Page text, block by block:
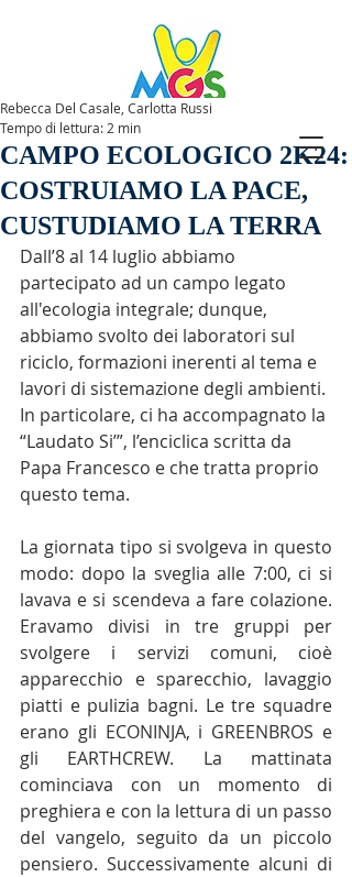
SPAZIOMGS
CAMPO ECOLOGICO 2K24:
COSTRUIAMO LA PACE,
CUSTUDIAMO LA TERRA
Rebecca Del Casale, Carlotta Russi
Tempo di lettura: 2 min
Dall’8 al 14 luglio abbiamo
partecipato ad un campo legato
all'ecologia integrale; dunque,
abbiamo svolto dei laboratori sul
riciclo, formazioni inerenti al tema e
lavori di sistemazione degli ambienti.
In particolare, ci ha accompagnato la
“Laudato Si’”, l’enciclica scritta da
Papa Francesco e che tratta proprio
questo tema.
La giornata tipo si svolgeva in questo
modo: dopo la sveglia alle 7:00, ci si
lavava e si scendeva a fare colazione.
Eravamo divisi in tre gruppi per
svolgere i servizi comuni, cioè
apparecchio e sparecchio, lavaggio
piatti e pulizia bagni. Le tre squadre
erano gli ECONINJA, i GREENBROS e
gli EARTHCREW. La mattinata
cominciava con un momento di
preghiera e con la lettura di un passo
del vangelo, seguito da un piccolo
pensiero. Successivamente alcuni di